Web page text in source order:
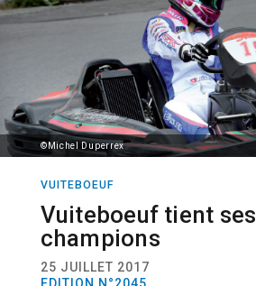
©Michel Duperrex
VUITEBOEUF
Vuiteboeuf tient ses
champions
25 JUILLET 2017
EDITION N°2045